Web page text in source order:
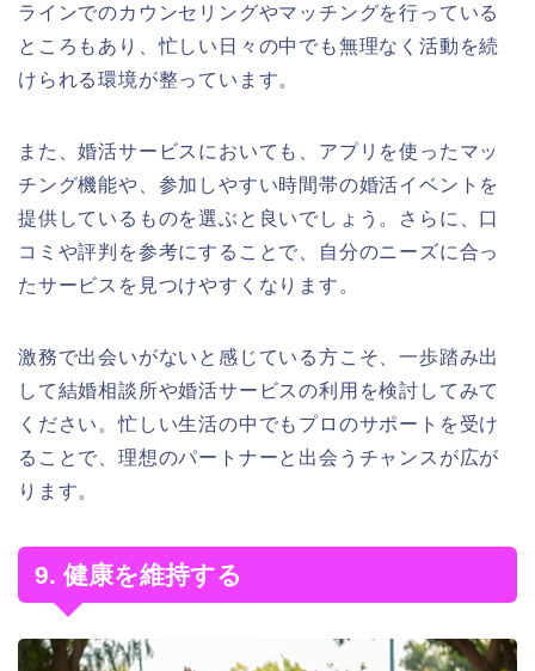
ラインでのカウンセリングやマッチングを行っている
ところもあり、忙しい日々の中でも無理なく活動を続
けられる環境が整っています。
また、婚活サービスにおいても、アプリを使ったマッ
チング機能や、参加しやすい時間帯の婚活イベントを
提供しているものを選ぶと良いでしょう。さらに、口
コミや評判を参考にすることで、自分のニーズに合っ
たサービスを見つけやすくなります。
激務で出会いがないと感じている方こそ、一歩踏み出
して結婚相談所や婚活サービスの利用を検討してみて
ください。忙しい生活の中でもプロのサポートを受け
ることで、理想のパートナーと出会うチャンスが広が
ります。
9. 健康を維持する